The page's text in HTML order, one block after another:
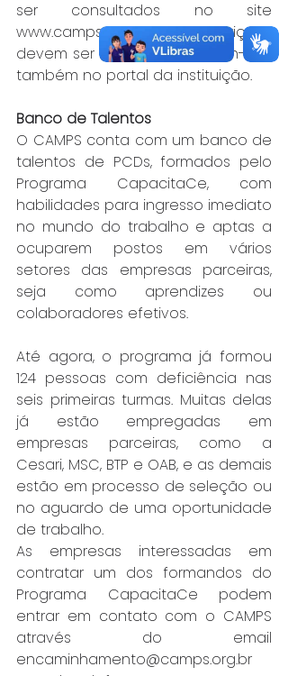
www.camps.org.br. As inscrições
devem ser feitas de forma on-line,
também no portal da instituição.
Banco de Talentos
O CAMPS conta com um banco de
talentos de PCDs, formados pelo
Programa CapacitaCe, com
habilidades para ingresso imediato
no mundo do trabalho e aptas a
ocuparem postos em vários
setores das empresas parceiras,
seja como aprendizes ou
colaboradores efetivos.
Até agora, o programa já formou
124 pessoas com deficiência nas
seis primeiras turmas. Muitas delas
já estão empregadas em
empresas parceiras, como a
Cesari, MSC, BTP e OAB, e as demais
estão em processo de seleção ou
no aguardo de uma oportunidade
de trabalho.
As empresas interessadas em
contratar um dos formandos do
Programa CapacitaCe podem
entrar em contato com o CAMPS
encaminhamento@camps.org.br